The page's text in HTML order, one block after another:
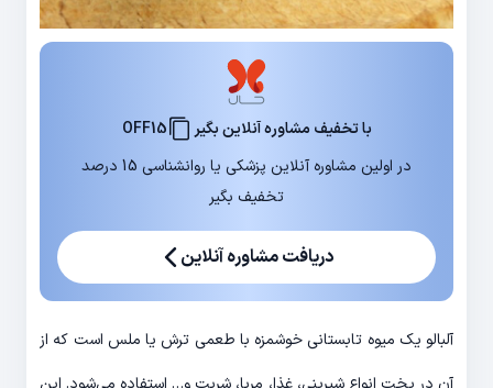
با تخفیف مشاوره آنلاین بگیر
OFF15
در اولین مشاوره آنلاین پزشکی یا روانشناسی 15 درصد
تخفیف بگیر
دریافت مشاوره آنلاین
آلبالو یک میوه تابستانی خوشمزه با طعمی ترش یا ملس است که از